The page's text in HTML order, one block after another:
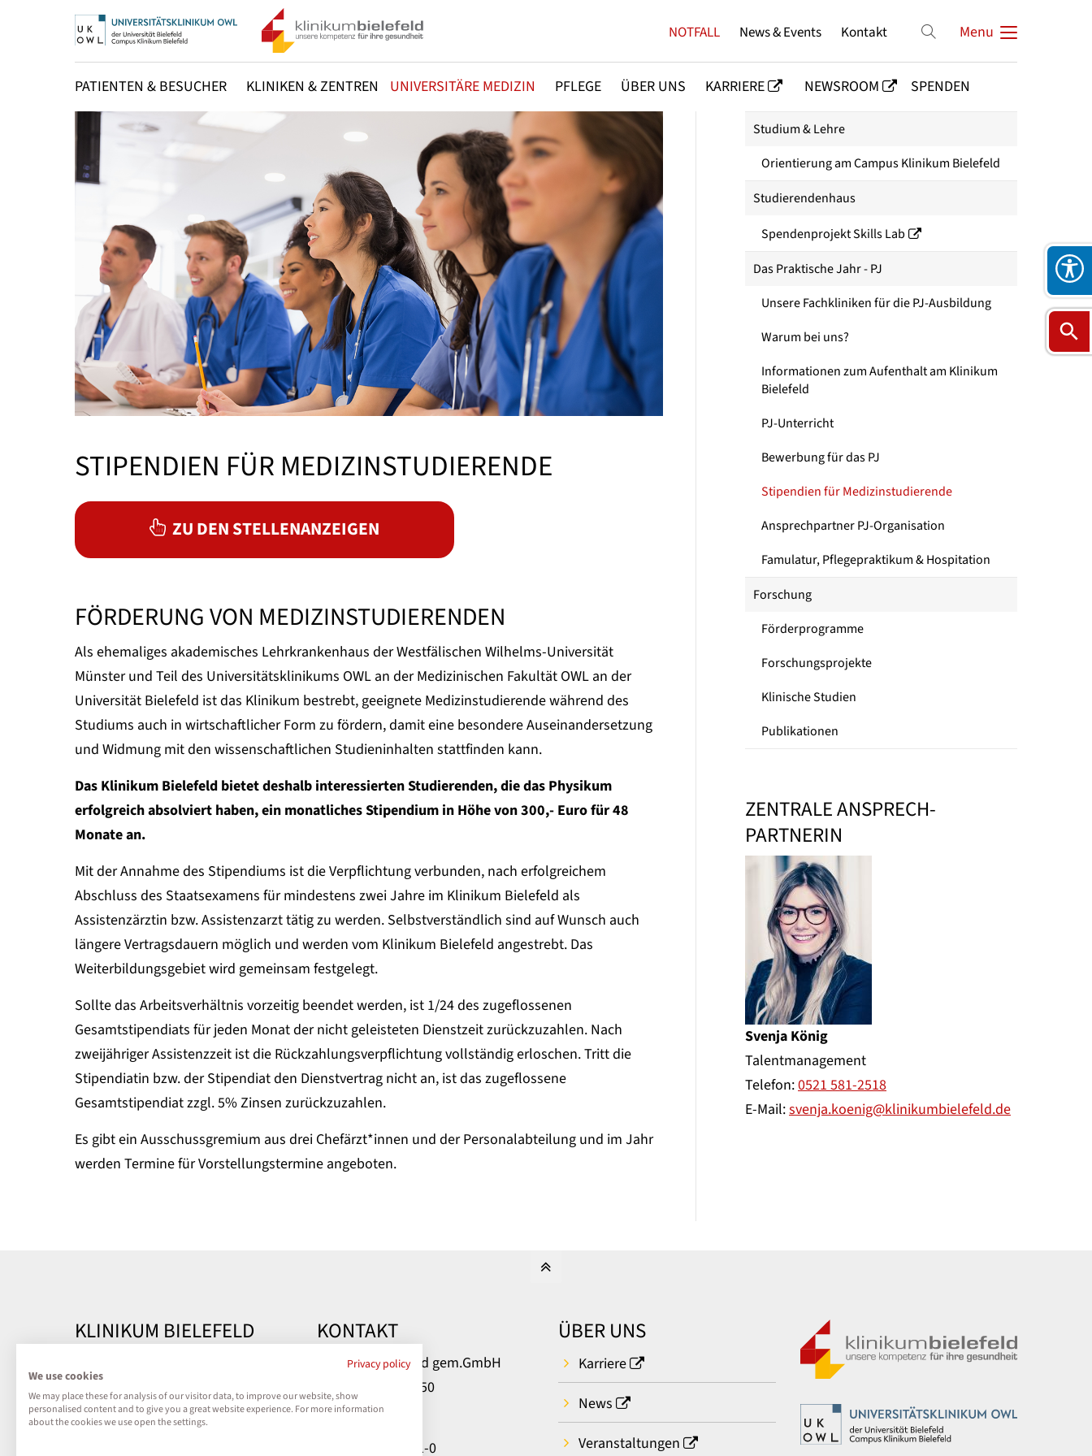
Menu
PATIENTEN & BESUCHER KLINIKEN & ZENTREN UNIVERSITÄRE MEDIZIN PFLEGE ÜBER UNS KARRIERE NEWSROOM SPENDEN
NOTFALL News & Events Kontakt
STIPENDIEN FÜR MEDIZINSTUDIERENDE
ZU DEN STELLENANZEIGEN
FÖRDERUNG VON MEDIZINSTUDIERENDEN
Als ehemaliges akademisches Lehrkrankenhaus der Westfälischen Wilhelms-Universität
Münster und Teil des Universitätsklinikums OWL an der Medizinischen Fakultät OWL an der
Universität Bielefeld ist das Klinikum bestrebt, geeignete Medizinstudierende während des
Studiums auch in wirtschaftlicher Form zu fördern, damit eine besondere Auseinandersetzung
und Widmung mit den wissenschaftlichen Studieninhalten stattfinden kann.
Das Klinikum Bielefeld bietet deshalb interessierten Studierenden, die das Physikum
erfolgreich absolviert haben, ein monatliches Stipendium in Höhe von 300,- Euro für 48
Monate an.
Mit der Annahme des Stipendiums ist die Verpflichtung verbunden, nach erfolgreichem
Abschluss des Staatsexamens für mindestens zwei Jahre im Klinikum Bielefeld als
Assistenzärztin bzw. Assistenzarzt tätig zu werden. Selbstverständlich sind auf Wunsch auch
längere Vertragsdauern möglich und werden vom Klinikum Bielefeld angestrebt. Das
Weiterbildungsgebiet wird gemeinsam festgelegt.
Sollte das Arbeitsverhältnis vorzeitig beendet werden, ist 1/24 des zugeflossenen
Gesamtstipendiats für jeden Monat der nicht geleisteten Dienstzeit zurückzuzahlen. Nach
zweijähriger Assistenzzeit ist die Rückzahlungsverpflichtung vollständig erloschen. Tritt die
Stipendiatin bzw. der Stipendiat den Dienstvertrag nicht an, ist das zugeflossene
Gesamtstipendiat zzgl. 5% Zinsen zurückzuzahlen.
Es gibt ein Ausschussgremium aus drei Chefärzt*innen und der Personalabteilung und im Jahr
werden Termine für Vorstellungstermine angeboten.
Studium & Lehre
Orientierung am Campus Klinikum Bielefeld
Studierendenhaus
Spendenprojekt Skills Lab
Das Praktische Jahr - PJ
Unsere Fachkliniken für die PJ-Ausbildung
Warum bei uns?
Informationen zum Aufenthalt am Klinikum
Bielefeld
PJ-Unterricht
Bewerbung für das PJ
Stipendien für Medizinstudierende
Ansprechpartner PJ-Organisation
Famulatur, Pflegepraktikum & Hospitation
Forschung
Förderprogramme
Forschungsprojekte
Klinische Studien
Publikationen
ZENTRALE ANSPRECH-
PARTNERIN
Svenja König
Talentmanagement
Telefon:0521 581-2518
E-Mail:svenja.koenig@klinikumbielefeld.de
KLINIKUM BIELEFELD
Impressum
KONTAKT
Klinikum Bielefeld gem.GmbH
Teutoburger Str. 50
33604 Bielefeld
Telefon: 0521 581-0
ÜBER UNS
Karriere
News
Veranstaltungen
Privacy policy
We use cookies
We may place these for analysis of our visitor data, to improve our website, show
personalised content and to give you a great website experience. For more information
about the cookies we use open the settings.